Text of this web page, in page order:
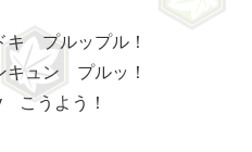
プルップル！
ュン プルッ！
うよう！